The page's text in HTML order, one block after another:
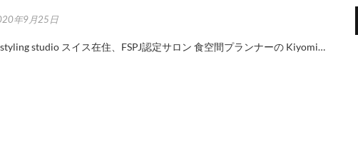
年9月25日
K’styling studio スイス在住、FSPJ認定サロン 食空間プランナーの Kiyomi…